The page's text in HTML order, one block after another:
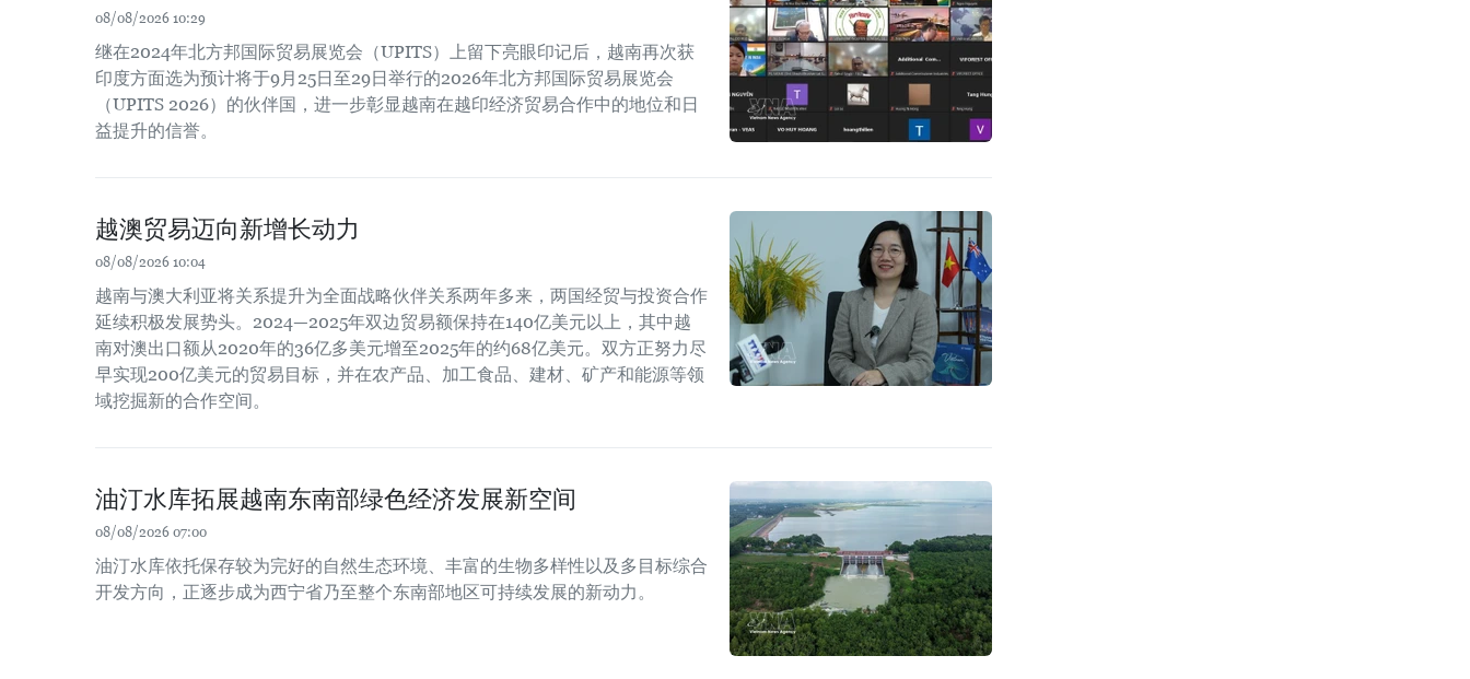
08/08/2026 10:29
继在2024年北方邦国际贸易展览会（UPITS）上留下亮眼印记后，越南再次获
印度方面选为预计将于9月25日至29日举行的2026年北方邦国际贸易展览会
（UPITS 2026）的伙伴国，进一步彰显越南在越印经济贸易合作中的地位和日
益提升的信誉。
越澳贸易迈向新增长动力
08/08/2026 10:04
越南与澳大利亚将关系提升为全面战略伙伴关系两年多来，两国经贸与投资合作
延续积极发展势头。2024—2025年双边贸易额保持在140亿美元以上，其中越
南对澳出口额从2020年的36亿多美元增至2025年的约68亿美元。双方正努力尽
早实现200亿美元的贸易目标，并在农产品、加工食品、建材、矿产和能源等领
域挖掘新的合作空间。
油汀水库拓展越南东南部绿色经济发展新空间
08/08/2026 07:00
油汀水库依托保存较为完好的自然生态环境、丰富的生物多样性以及多目标综合
开发方向，正逐步成为西宁省乃至整个东南部地区可持续发展的新动力。